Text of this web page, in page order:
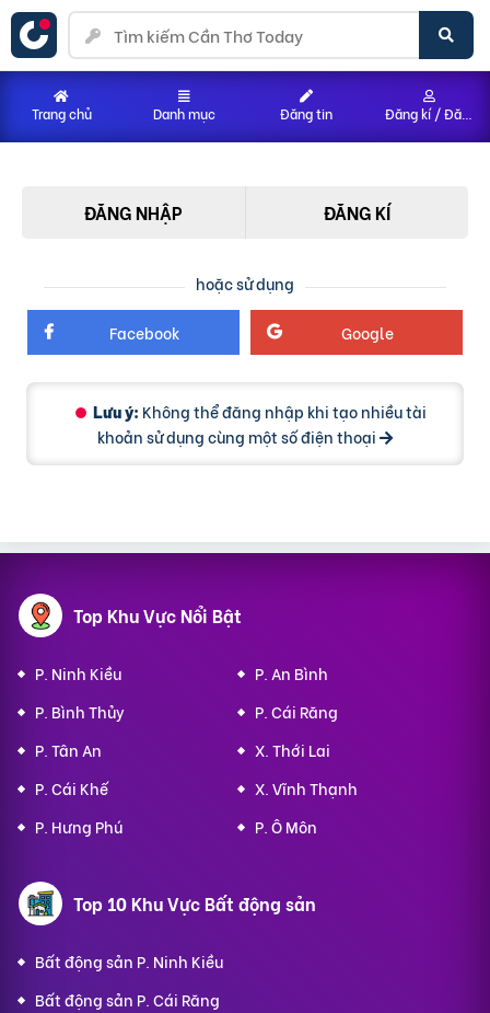
ĐĂNG NHẬP ĐĂNG KÍ
hoặc sử dụng
Facebook Google
Lưu ý: Không thể đăng nhập khi tạo nhiều tài
khoản sử dụng cùng một số điện thoại
Top Khu Vực Nổi Bật
P. Ninh Kiều
P. An Bình
P. Bình Thủy
P. Cái Răng
P. Tân An
X. Thới Lai
P. Cái Khế
X. Vĩnh Thạnh
P. Hưng Phú
P. Ô Môn
Top 10 Khu Vực Bất động sản
Bất động sản P. Ninh Kiều
Bất động sản P. Cái Răng
Trang chủ Danh mục Đăng tin